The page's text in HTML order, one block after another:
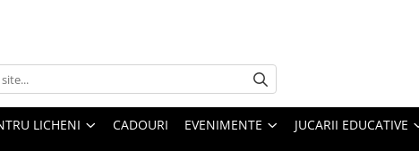
LICHENI CADOURI EVENIMENTE JUCARII EDUCATIVE